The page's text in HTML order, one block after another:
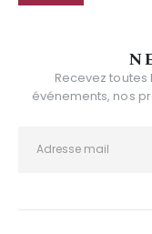
Recevez
événements, nos